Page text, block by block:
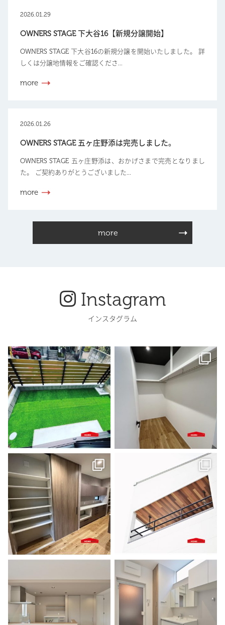
2026.01.29
OWNERS STAGE 下大谷16【新規分譲開始】
OWNERS STAGE 下大谷16の新規分譲を開始いたしました。 詳
しくは分譲地情報をご確認くださ...
more
2026.01.26
OWNERS STAGE 五ヶ庄野添は完売しました。
OWNERS STAGE 五ヶ庄野添は、おかげさまで完売となりまし
た。 ご契約ありがとうございました...
more
more
Instagram
インスタグラム